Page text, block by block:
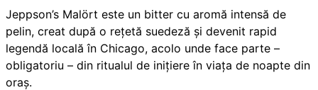
Jeppson’s Malört este un bitter cu aromă intensă de
pelin, creat după o rețetă suedeză și devenit rapid
legendă locală în Chicago, acolo unde face parte –
obligatoriu – din ritualul de inițiere în viața de noapte din
oraș.